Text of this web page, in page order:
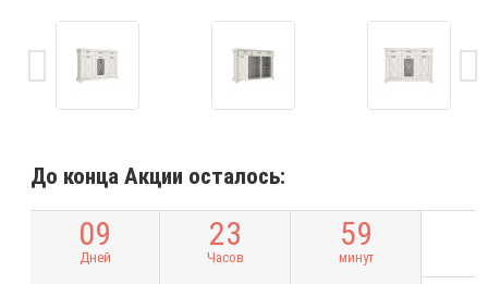
До конца Акции осталось:
09
Дней
23
Часов
59
минут